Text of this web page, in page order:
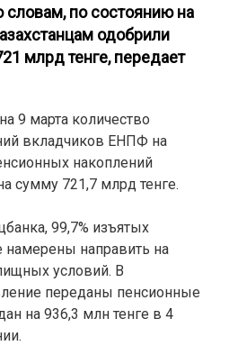
словам, по состоянию на
одобрили
млрд тенге, передает
9 марта количество
вкладчиков ЕНПФ на
накоплений
сумму 721,7 млрд тенге.
99,7% изъятых
намерены направить на
условий. В
переданы пенсионные
на 936,3 млн тенге в 4